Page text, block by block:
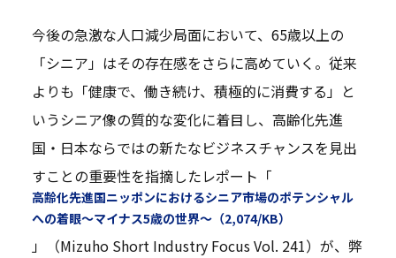
今後の急激な人口減少局面において、65歳以上の
「シニア」はその存在感をさらに高めていく。従来
よりも「健康で、働き続け、積極的に消費する」と
いうシニア像の質的な変化に着目し、高齢化先進
国・日本ならではの新たなビジネスチャンスを見出
すことの重要性を指摘したレポート「
高齢化先進国ニッポンにおけるシニア市場のポテンシャル
への着眼～マイナス5歳の世界～（2,074/KB）
」（Mizuho Short Industry Focus Vol. 241）が、弊